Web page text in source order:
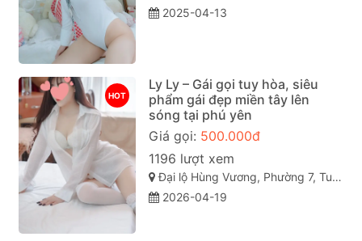
2025-04-13
HOT
Ly Ly – Gái gọi tuy hòa, siêu
phẩm gái đẹp miền tây lên
sóng tại phú yên
Giá gọi: 500.000đ
1196 lượt xem
Đại lộ Hùng Vương, Phường 7, Tuy Hòa, Phú Yên
2026-04-19